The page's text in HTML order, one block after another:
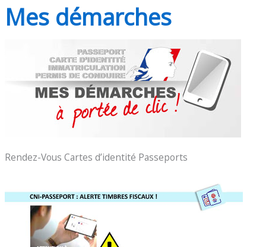
Mes démarches
Rendez-Vous Cartes d’identité Passeports